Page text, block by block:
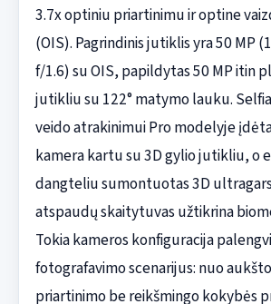
3.7x optiniu priartinimu ir optine
(OIS). Pagrindinis jutiklis yra 50 MP
f/1.6) su OIS, papildytas 50 MP itin
jutikliu su 122° matymo lauku.
veido atrakinimui Pro modelyje
kamera kartu su 3D gylio jutikliu, o
dangteliu sumontuotas 3D
atspaudų skaitytuvas užtikrina
Tokia kameros konfiguracija
fotografavimo scenarijus: nuo
priartinimo be reikšmingo kokybės